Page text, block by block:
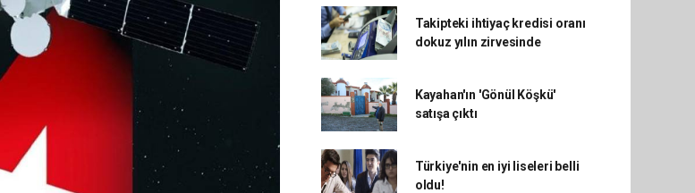
Takipteki ihtiyaç kredisi oranı
dokuz yılın zirvesinde
Kayahan'ın 'Gönül Köşkü'
satışa çıktı
Türkiye'nin en iyi liseleri belli
oldu!